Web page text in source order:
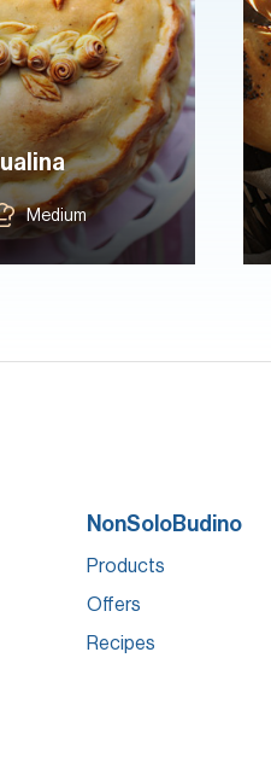
Medium
NonSoloBudino
Products
Offers
Recipes